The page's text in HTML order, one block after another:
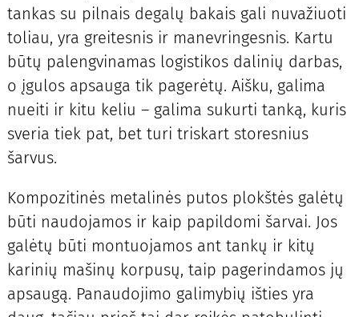
tankas su pilnais degalų bakais gali nuvažiuoti
toliau, yra greitesnis ir manevringesnis. Kartu
būtų palengvinamas logistikos dalinių darbas,
o įgulos apsauga tik pagerėtų. Aišku, galima
nueiti ir kitu keliu – galima sukurti tanką, kuris
sveria tiek pat, bet turi triskart storesnius
šarvus.
Kompozitinės metalinės putos plokštės galėtų
būti naudojamos ir kaip papildomi šarvai. Jos
galėtų būti montuojamos ant tankų ir kitų
karinių mašinų korpusų, taip pagerindamos jų
apsaugą. Panaudojimo galimybių išties yra